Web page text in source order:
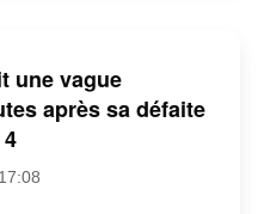
une vague
après sa défaite